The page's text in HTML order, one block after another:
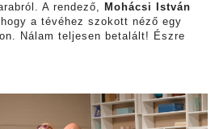
A rendező,
Mohácsi István
a tévéhez szokott néző egy
Nálam teljesen betalált! Észre